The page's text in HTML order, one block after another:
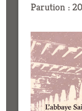
Parution :